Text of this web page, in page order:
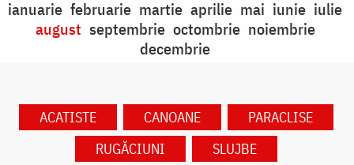
ianuarie februarie martie aprilie mai iunie iulie
august septembrie octombrie noiembrie
decembrie
ACATISTE CANOANE
PARACLISE
RUGĂCIUNI
SLUJBE